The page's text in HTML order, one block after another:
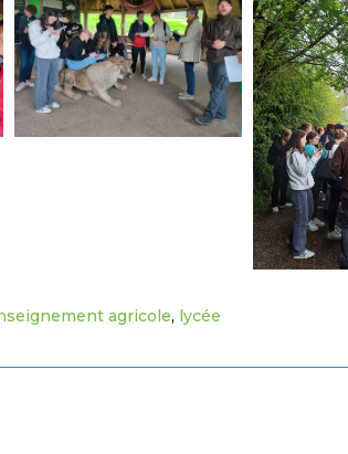
agricole, lycée